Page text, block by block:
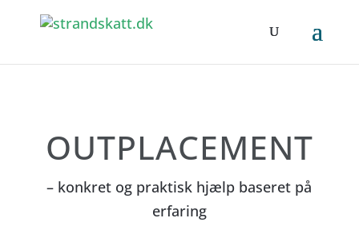
OUT­PLACEMENT
– konkret og praktisk hjælp baseret på
erfaring